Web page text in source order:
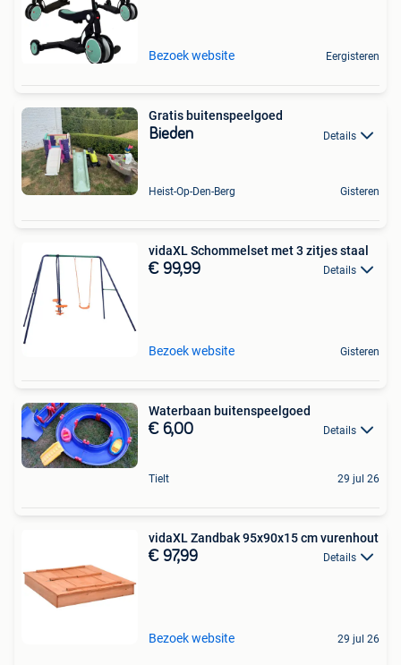
Bezoek website Eergisteren
Gratis buitenspeelgoed
Bieden Details
Heist-Op-Den-Berg Gisteren
vidaXL Schommelset met 3 zitjes staal
€ 99,99 Details
Bezoek website Gisteren
Waterbaan buitenspeelgoed
€ 6,00 Details
Tielt 29 jul 26
vidaXL Zandbak 95x90x15 cm vurenhout
€ 97,99 Details
Bezoek website 29 jul 26